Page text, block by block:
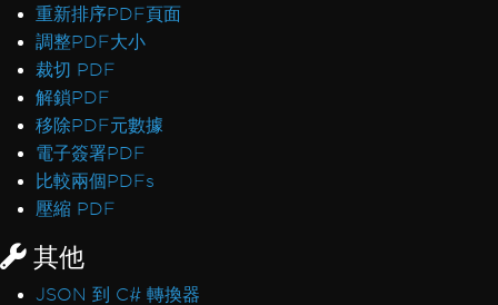
重新排序PDF頁面
調整PDF大小
裁切 PDF
解鎖PDF
移除PDF元數據
電子簽署PDF
比較兩個PDFs
壓縮 PDF
其他
JSON 到 C# 轉換器